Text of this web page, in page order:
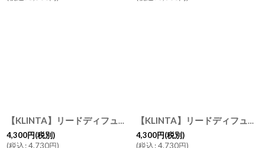
【KLINTA】リードディフューザー 50ml バブル＆ピンクグレープフルーツ イギリス製 クリスマス限定 ギフトカード付き
4,300円(税別)
(税込:4,730円)
【KLINTA】リードディフューザー 50ml プロセッコ＆バニラ イギリス製 クリスマス限定 ギフトカード付き
4,300円(税別)
(税込:4,730円)